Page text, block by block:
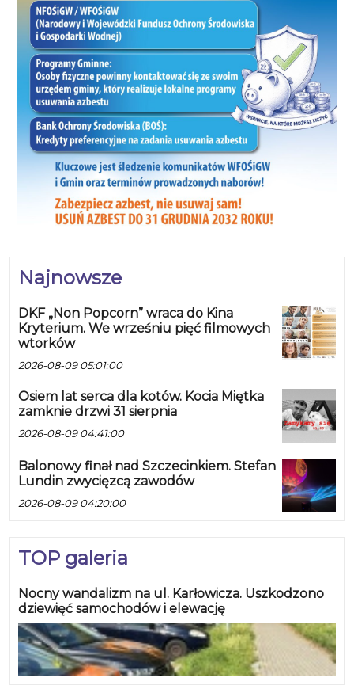
Najnowsze
DKF „Non Popcorn” wraca do Kina
Kryterium. We wrześniu pięć filmowych
wtorków
2026-08-09 05:01:00
Osiem lat serca dla kotów. Kocia Miętka
zamknie drzwi 31 sierpnia
2026-08-09 04:41:00
Balonowy finał nad Szczecinkiem. Stefan
Lundin zwycięzcą zawodów
2026-08-09 04:20:00
TOP galeria
Nocny wandalizm na ul. Karłowicza. Uszkodzono
dziewięć samochodów i elewację